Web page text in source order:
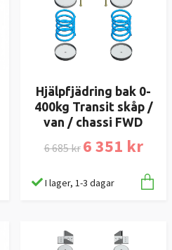
Hjälpfjädring bak 0-
400kg Transit skåp /
van / chassi FWD
6 685 kr 6 351 kr
I lager, 1-3 dagar